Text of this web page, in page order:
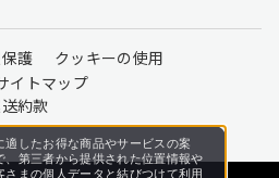
護
クッキーの使用
イトマップ
約款
したお得な商品やサービスの案
、第三者から提供された位置情報や
まの個人データと結びつけて利用